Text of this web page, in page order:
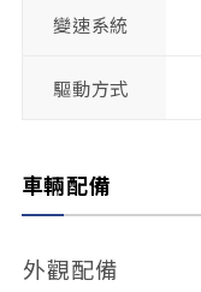
變速系統
驅動方式
車輛配備
外觀配備